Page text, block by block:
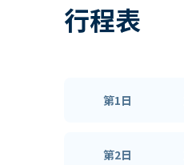
行程表
第1日
第2日